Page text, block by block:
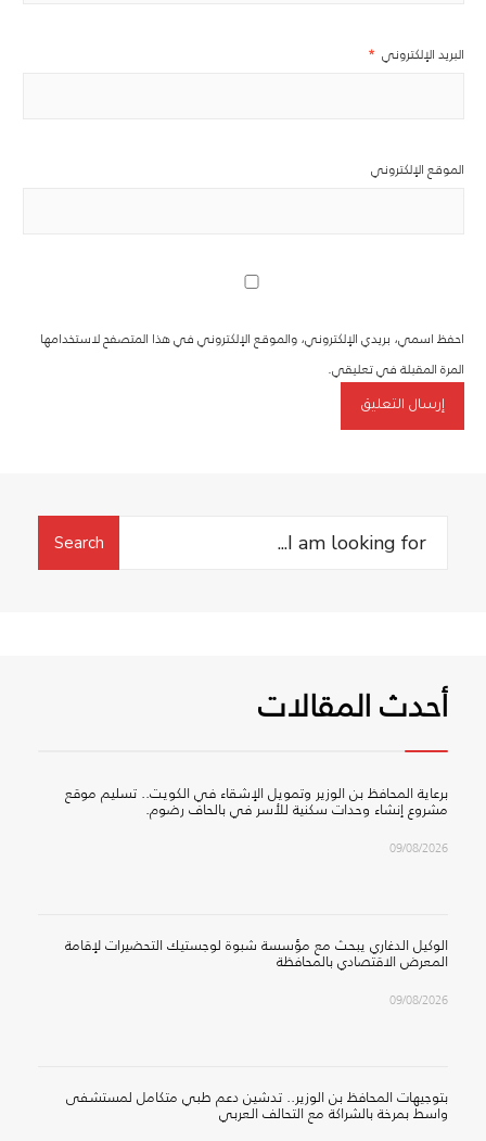
البريد الإلكتروني *
الموقع الإلكتروني
احفظ اسمي، بريدي الإلكتروني، والموقع الإلكتروني في هذا المتصفح لاستخدامها
المرة المقبلة في تعليقي.
Search
Search
أحدث المقالات
برعاية المحافظ بن الوزير وتمويل الإشقاء في الكويت.. تسليم موقع
مشروع إنشاء وحدات سكنية للأسر في بالحاف رضوم.
09/08/2026
الوكيل الدغاري يبحث مع مؤسسة شبوة لوجستيك التحضيرات لإقامة
المعرض الاقتصادي بالمحافظة
09/08/2026
بتوجيهات المحافظ بن الوزير.. تدشين دعم طبي متكامل لمستشفى
واسط بمرخة بالشراكة مع التحالف العربي